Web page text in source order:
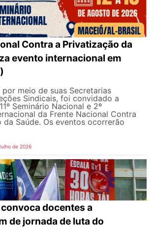
Contra a Privatização da
evento internacional em
por meio de suas Secretarias
Sindicais, foi convidado a
Seminário Nacional e 2º
da Frente Nacional Contra
da Saúde. Os eventos ocorrerão
de 2026
docentes a
de jornada de luta do